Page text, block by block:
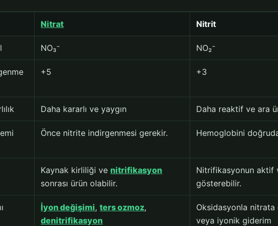
Nitrat Nitrit
NO₃⁻ NO₂⁻
+5 +3
Daha kararlı ve yaygın Daha reaktif ve ara
Önce nitrite indirgenmesi gerekir. Hemoglobini
Kaynak kirliliği ve nitrifikasyon
sonrası ürün olabilir.
Nitrifikasyonun aktif
gösterebilir.
İyon değişimi,ters ozmoz,
denitrifikasyon
Oksidasyonla
veya iyonik giderim